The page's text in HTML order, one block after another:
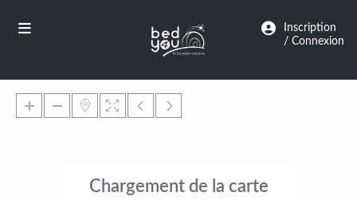
Inscription
/ Connexion
Chargement de la carte